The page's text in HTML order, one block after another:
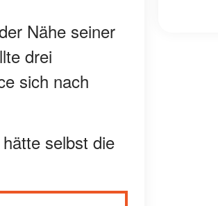
Nähe seiner
drei
sich nach
selbst die